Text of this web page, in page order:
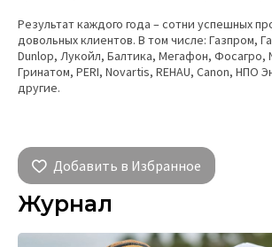
Результат каждого года – сотни успешных
довольных клиентов. В том числе: Газпром,
Dunlop, Лукойл, Балтика, Мегафон, Фосагро,
Гринатом, PERI, Novartis, REHAU, Canon, НПО
другие.
Добавить в Избранное
Журнал